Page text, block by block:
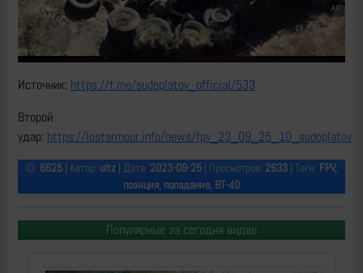
Video
Источник: https://t.me/sudoplatov_official/533
Второй
удар: https://lostarmour.info/news/fpv_23_09_25_10_sudoplatov
ID: 6625 | Автор: ultz | Дата: 2023-09-25 | Просмотров: 2633 | Теги: FPV,
позиция, попадание, ВТ-40
Популярные за сегодня видео